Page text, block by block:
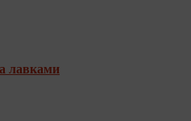
лавками